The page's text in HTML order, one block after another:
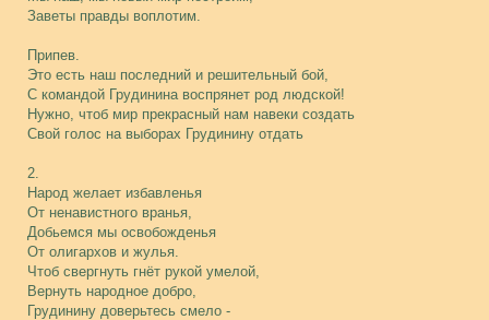
Заветы правды воплотим.
Припев.
Это есть наш последний и решительный бой,
С командой Грудинина воспрянет род людской!
Нужно, чтоб мир прекрасный нам навеки создать
Свой голос на выборах Грудинину отдать
2.
Народ желает избавленья
От ненавистного вранья,
Добьемся мы освобожденья
От олигархов и жулья.
Чтоб свергнуть гнёт рукой умелой,
Вернуть народное добро,
Грудинину доверьтесь смело -